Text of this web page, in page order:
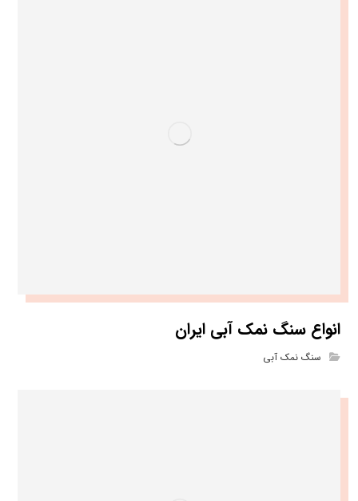
انواع سنگ نمک آبی ایران
سنگ نمک آبی